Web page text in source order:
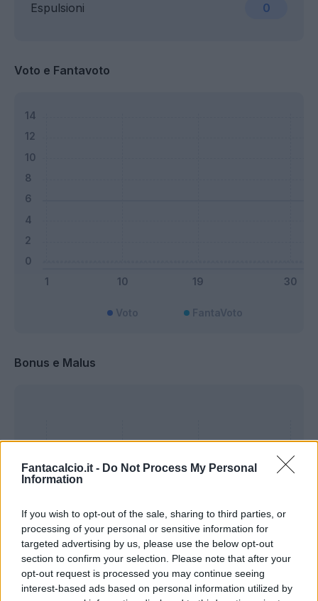
Fantacalcio.it - Do Not Process My Personal
Information
If you wish to opt-out of the sale, sharing to third parties, or
processing of your personal or sensitive information for
targeted advertising by us, please use the below opt-out
section to confirm your selection. Please note that after your
opt-out request is processed you may continue seeing
interest-based ads based on personal information utilized by
Espulsioni 0
Voto e Fantavoto
Voto FantaVoto
Bonus e Malus
Presenze a